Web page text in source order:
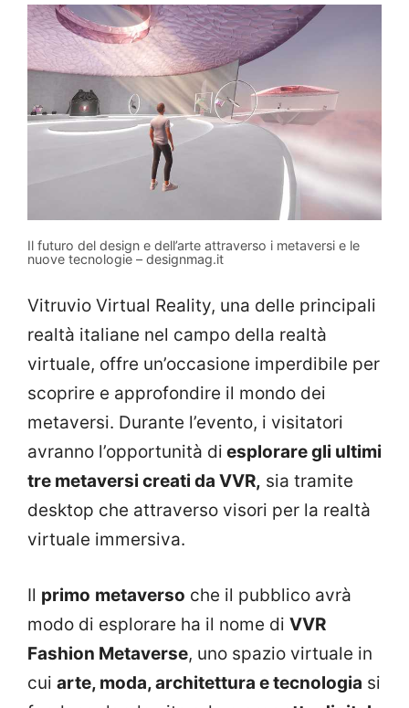
Il futuro del design e dell’arte attraverso i metaversi e le
nuove tecnologie – designmag.it
Vitruvio Virtual Reality, una delle principali
realtà italiane nel campo della realtà
virtuale, offre un’occasione imperdibile per
scoprire e approfondire il mondo dei
metaversi. Durante l’evento, i visitatori
avranno l’opportunità di esplorare gli ultimi
tre metaversi creati da VVR, sia tramite
desktop che attraverso visori per la realtà
virtuale immersiva.
Il primo metaverso che il pubblico avrà
modo di esplorare ha il nome di VVR
Fashion Metaverse, uno spazio virtuale in
cui arte, moda, architettura e tecnologia si